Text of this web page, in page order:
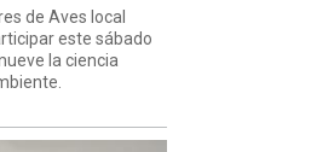
de Aves local
este sábado
la ciencia